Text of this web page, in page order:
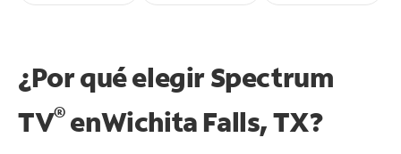
¿Por qué elegir Spectrum
TV®enWichita Falls, TX?